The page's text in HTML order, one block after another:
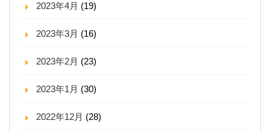
2023年4月 (19)
2023年3月 (16)
2023年2月 (23)
2023年1月 (30)
2022年12月 (28)